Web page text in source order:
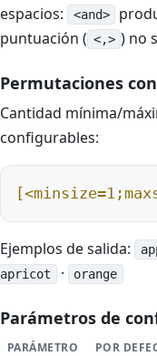
espacios:
<and>
puntuación ( <,> ) no
Permutaciones
Cantidad mínima/
configurables:
Ejemplos de salida:
apricot
· orange
Parámetros de
PARÁMETRO POR